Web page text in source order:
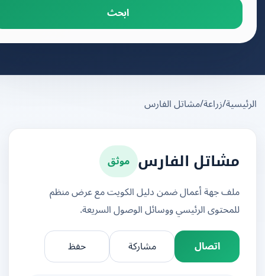
ابحث
/زراعة/مشاتل الفارس
مشاتل الفارس موثق
ملف جهة أعمال ضمن دليل الكويت مع عرض منظم
للمحتوى الرئيسي ووسائل الوصول السريعة.
اتصال
مشاركة